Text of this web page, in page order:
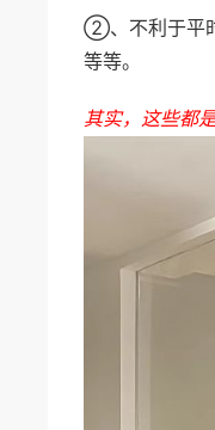
②、不利于平
等等。
其实，这些都